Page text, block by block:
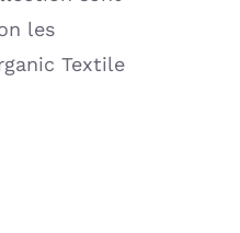
les
Textile